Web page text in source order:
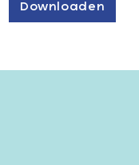
Downloaden